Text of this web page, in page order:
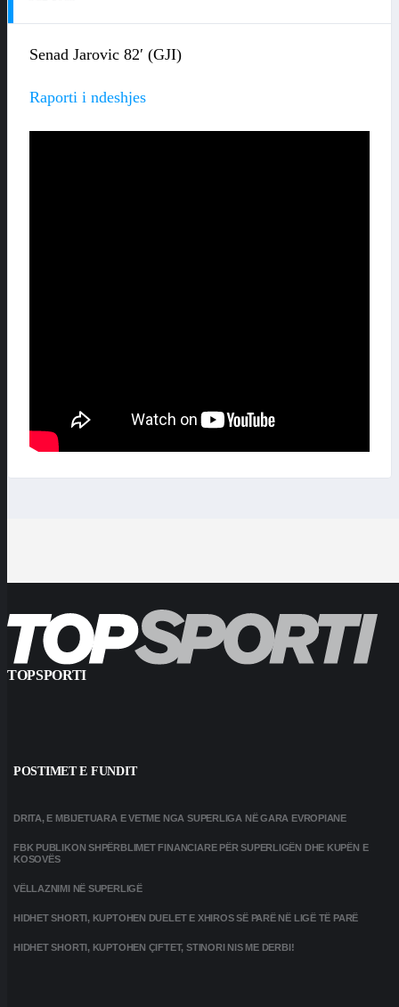
Senad Jarovic 82′ (GJI)
Raporti i ndeshjes
TOPSPORTI
POSTIMET E FUNDIT
DRITA, E MBIJETUARA E VETME NGA SUPERLIGA NË GARA EVROPIANE
FBK PUBLIKON SHPËRBLIMET FINANCIARE PËR SUPERLIGËN DHE KUPËN E
KOSOVËS
VËLLAZNIMI NË SUPERLIGË
HIDHET SHORTI, KUPTOHEN DUELET E XHIROS SË PARË NË LIGË TË PARË
HIDHET SHORTI, KUPTOHEN ÇIFTET, STINORI NIS ME DERBI!